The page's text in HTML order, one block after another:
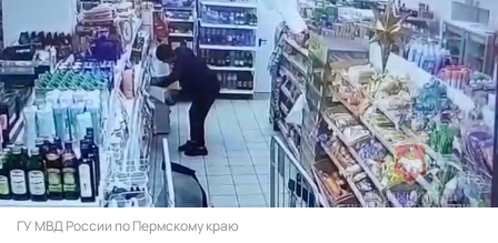
ГУ МВД России по Пермскому краю